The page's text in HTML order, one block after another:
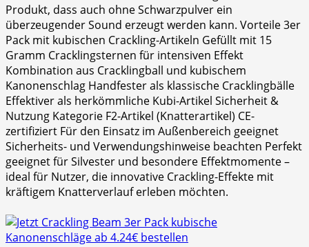
Produkt, dass auch ohne Schwarzpulver ein
überzeugender Sound erzeugt werden kann. Vorteile 3er
Pack mit kubischen Crackling-Artikeln Gefüllt mit 15
Gramm Cracklingsternen für intensiven Effekt
Kombination aus Cracklingball und kubischem
Kanonenschlag Handfester als klassische Cracklingbälle
Effektiver als herkömmliche Kubi-Artikel Sicherheit &
Nutzung Kategorie F2-Artikel (Knatterartikel) CE-
zertifiziert Für den Einsatz im Außenbereich geeignet
Sicherheits- und Verwendungshinweise beachten Perfekt
geeignet für Silvester und besondere Effektmomente –
ideal für Nutzer, die innovative Crackling-Effekte mit
kräftigem Knatterverlauf erleben möchten.